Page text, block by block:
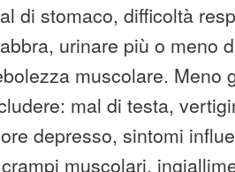
di stomaco, difficoltà
urinare più o meno
muscolare. Meno
mal di testa,
depresso, sintomi
muscolari,